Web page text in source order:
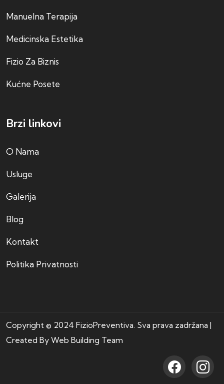
Manuelna Terapija
Medicinska Estetika
Fizio Za Biznis
Kućne Posete
Brzi linkovi
O Nama
Usluge
Galerija
Blog
Kontakt
Politika Privatnosti
Copyright © 2024 FizioPreventiva. Sva prava zadržana |
Created By Web Building Team